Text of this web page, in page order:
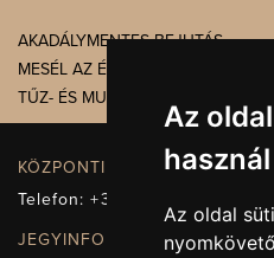
Az
használ
Az oldal
AKADÁLYMENTES BEJUTÁS
MESÉL AZ ÉPÜLET
TŰZ- ÉS MUNKAVÉDELEM
KÖZPONTI ELÉRHETŐSÉG,
Telefon:+36 72 512-660
JEGYINFORMÁCIÓ